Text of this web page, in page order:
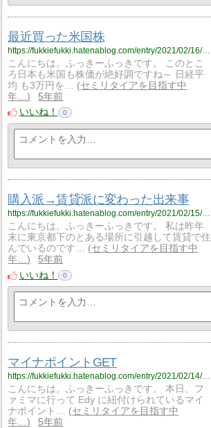
最近買った米国株
https://fukkiefukki.hatenablog.com/entry/2021/02/16/232017
こんにちは。ふっきーふっきです。 このとこ
ろ日本も米国も株価が絶好調ですね～ 日経平
均 も3万円を…
セミリタイアを目指す中
年…
5年前
いいね！
0
購入派→賃貸派に変わった出来事
https://fukkiefukki.hatenablog.com/entry/2021/02/15/221800
こんにちは。ふっきーふっきです。 私は昨年
末に東京都下のとある場所に引越して賃貸で住
んでいるのです…
セミリタイアを目指す中
年…
5年前
いいね！
0
マイナポイントGET
https://fukkiefukki.hatenablog.com/entry/2021/02/14/195915
こんにちは。ふっきーふっきです。 本日、フ
ァミマに行って Edy に紐付けられているマイ
ナポイント…
セミリタイアを目指す中
年…
5年前